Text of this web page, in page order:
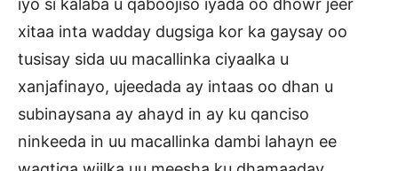
iyo si kalaba u qaboojiso iyada oo dhowr jeer
xitaa inta wadday dugsiga kor ka gaysay oo
tusisay sida uu macallinka ciyaalka u
xanjafinayo, ujeedada ay intaas oo dhan u
subinaysana ay ahayd in ay ku qanciso
ninkeeda in uu macallinka dambi lahayn ee